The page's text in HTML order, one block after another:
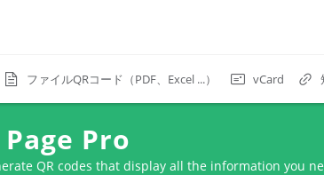
ファイルQRコード（PDF、Excel ...） vCard
Page Pro
QR codes that display all the information you